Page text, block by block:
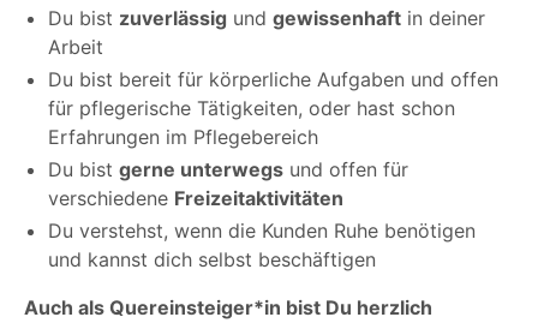
Du bist zuverlässig und gewissenhaft in deiner
Arbeit
Du bist bereit für körperliche Aufgaben und offen
für pflegerische Tätigkeiten, oder hast schon
Erfahrungen im Pflegebereich
Du bist gerne unterwegs und offen für
verschiedene Freizeitaktivitäten
Du verstehst, wenn die Kunden Ruhe benötigen
und kannst dich selbst beschäftigen
Auch als Quereinsteiger*in bist Du herzlich